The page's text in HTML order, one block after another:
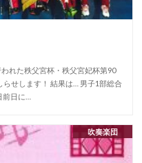
れた秩父宮杯・秩父宮妃杯第90
せします！ 結果は… 男子1部総合
日に…
吹奏楽団